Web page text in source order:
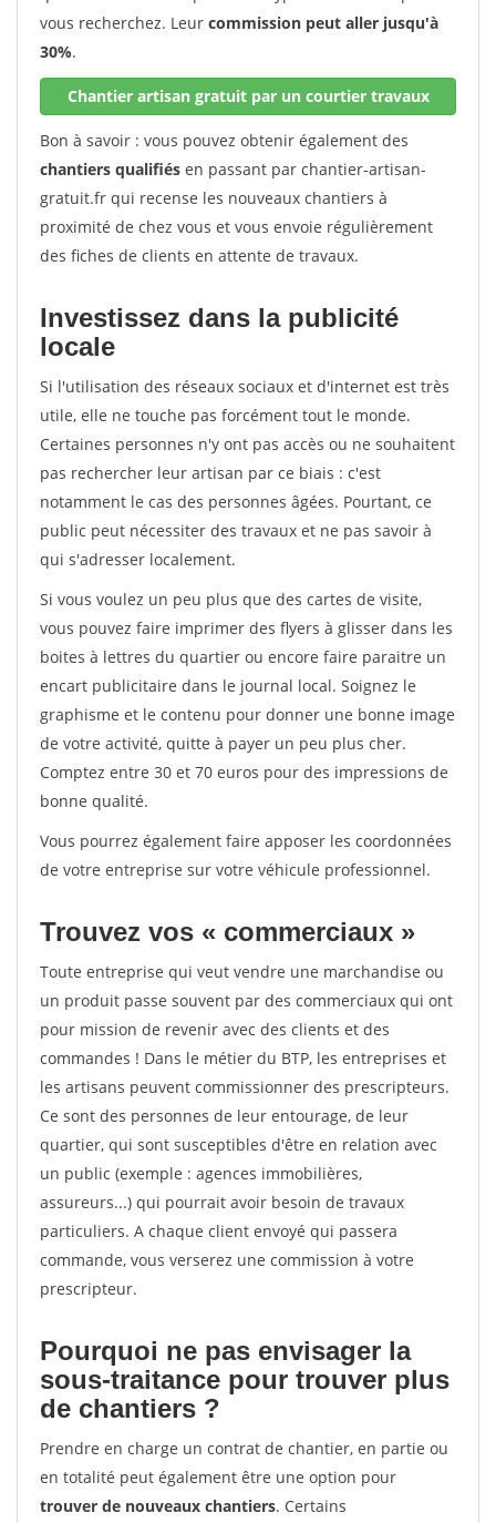
vous recherchez. Leur commission peut aller jusqu'à
30%.
Chantier artisan gratuit par un courtier travaux
Bon à savoir : vous pouvez obtenir également des
chantiers qualifiés en passant par chantier-artisan-
gratuit.fr qui recense les nouveaux chantiers à
proximité de chez vous et vous envoie régulièrement
des fiches de clients en attente de travaux.
Investissez dans la publicité
locale
Si l'utilisation des réseaux sociaux et d'internet est très
utile, elle ne touche pas forcément tout le monde.
Certaines personnes n'y ont pas accès ou ne souhaitent
pas rechercher leur artisan par ce biais : c'est
notamment le cas des personnes âgées. Pourtant, ce
public peut nécessiter des travaux et ne pas savoir à
qui s'adresser localement.
Si vous voulez un peu plus que des cartes de visite,
vous pouvez faire imprimer des flyers à glisser dans les
boites à lettres du quartier ou encore faire paraitre un
encart publicitaire dans le journal local. Soignez le
graphisme et le contenu pour donner une bonne image
de votre activité, quitte à payer un peu plus cher.
Comptez entre 30 et 70 euros pour des impressions de
bonne qualité.
Vous pourrez également faire apposer les coordonnées
de votre entreprise sur votre véhicule professionnel.
Trouvez vos « commerciaux »
Toute entreprise qui veut vendre une marchandise ou
un produit passe souvent par des commerciaux qui ont
pour mission de revenir avec des clients et des
commandes ! Dans le métier du BTP, les entreprises et
les artisans peuvent commissionner des prescripteurs.
Ce sont des personnes de leur entourage, de leur
quartier, qui sont susceptibles d'être en relation avec
un public (exemple : agences immobilières,
assureurs...) qui pourrait avoir besoin de travaux
particuliers. A chaque client envoyé qui passera
commande, vous verserez une commission à votre
prescripteur.
Pourquoi ne pas envisager la
sous-traitance pour trouver plus
de chantiers ?
Prendre en charge un contrat de chantier, en partie ou
en totalité peut également être une option pour
trouver de nouveaux chantiers. Certains